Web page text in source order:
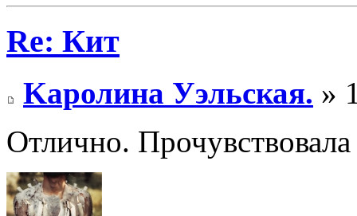
Re: Кит
Kaролина Уэльская. »
Отлично. Прочувствовала